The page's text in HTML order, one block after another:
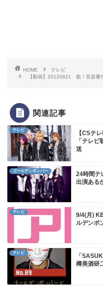
HOME
テレビ
【動画】20120621 魁！音楽
関連記事
テレビ
【CSテ
「テレ
送
ゴールデンボンバー
24時間テ
出演ある
テレビ
9/4(月)
ルデンボ
テレビ
「
樽美酒研